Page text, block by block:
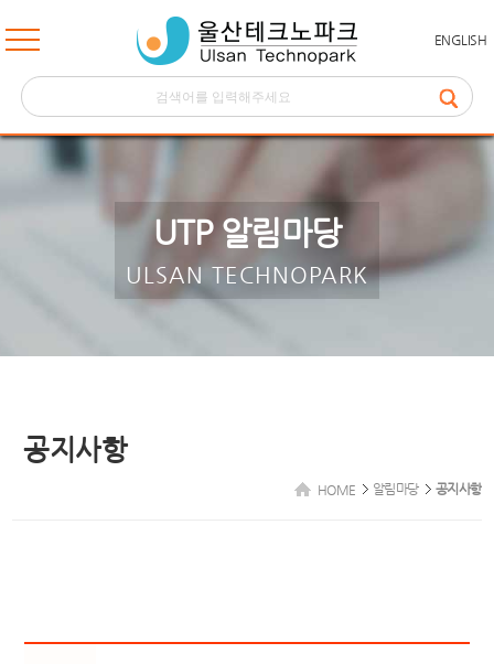
ENGLISH
UTP 알림마당
ULSAN TECHNOPARK
공지사항
HOME 알림마당 공지사항